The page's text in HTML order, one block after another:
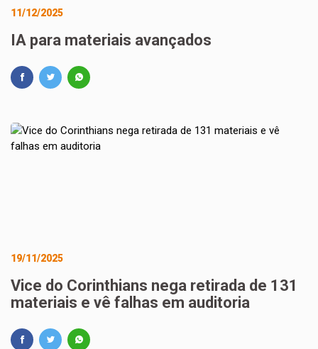
11/12/2025
IA para materiais avançados
19/11/2025
Vice do Corinthians nega retirada de 131
materiais e vê falhas em auditoria